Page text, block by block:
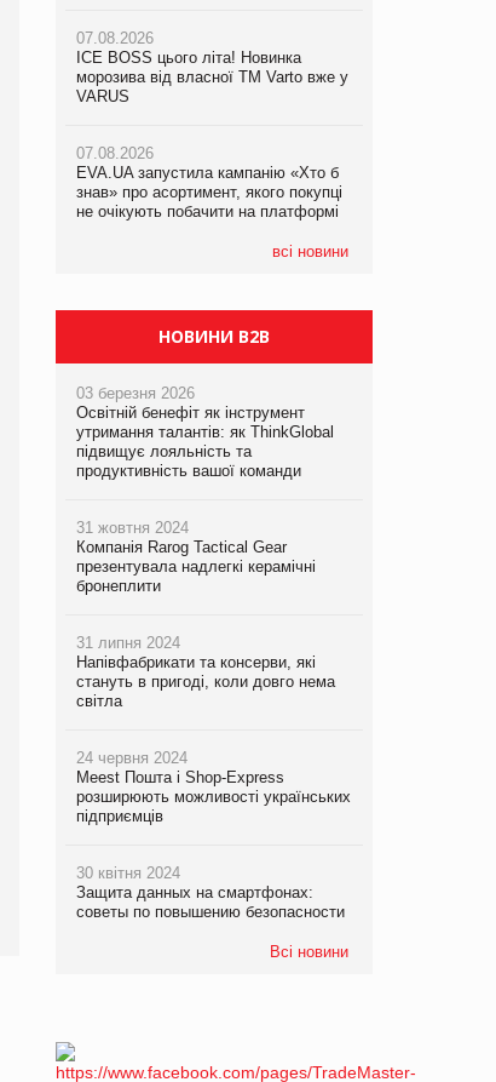
07.08.2026
ICE BOSS цього літа! Новинка
морозива від власної ТМ Varto вже у
VARUS
07.08.2026
EVA.UA запустила кампанію «Хто б
знав» про асортимент, якого покупці
не очікують побачити на платформі
всі новини
06.08.2026
Смачна новинка для хвостатих: у
VARUS з’явилися паучі Varto Paw
05.08.2026
Мережа супермаркетів VARUS купує
мережу магазинів формату
компанія налічуватиме 374 магазини
07.08.2026
Франція заборонила рекламні дзвінки
НОВИНИ B2B
03 березня 2026
Освітній бенефіт як інструмент
утримання талантів: як ThinkGlobal
підвищує лояльність та
продуктивність вашої команди
31 жовтня 2024
Компанія Rarog Tactical Gear
презентувала надлегкі керамічні
бронеплити
31 липня 2024
Напівфабрикати та консерви, які
стануть в пригоді, коли довго нема
світла
24 червня 2024
Meest Пошта і Shop-Express
розширюють можливості українських
підприємців
30 квітня 2024
Защита данных на смартфонах:
советы по повышению безопасности
Всі новини